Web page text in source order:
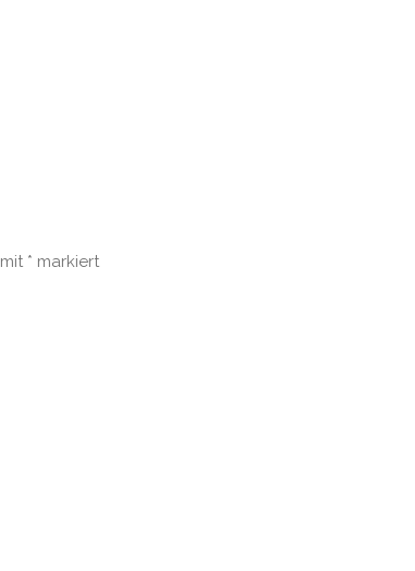
* markiert